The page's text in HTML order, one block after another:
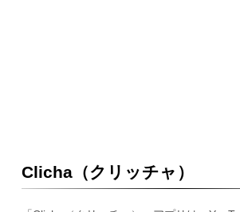
Clicha（クリッチャ）